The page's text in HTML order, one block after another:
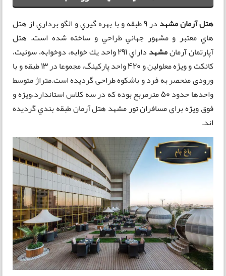
هتل آرمان مشهد
در 9 طبقه و با بهره گيري و الگو برداري از هتل
هاي معتبر و مشهور جهاني طراحي و ساخته شده است. هتل
آپارتمان آرمانمشهد
داراي 291 واحد يك خوابه، دوخوابه، سوئيت،
كانكت و وي‍ژه معلولين و ۴۲۰ واحد پارکینگ، مجموعا در ۱۳ طبقه و با
ورودی منحصر به فرد و باشکوه طراحی گردیده است.متراژ متوسط
واحدها حدود 50 مترمربع بوده که در سه كلاس استاندارد،ویژه و
فوق ویژه برای مسافران تور مشهد هتل آرمان طبقه بندي گرديده
اند.